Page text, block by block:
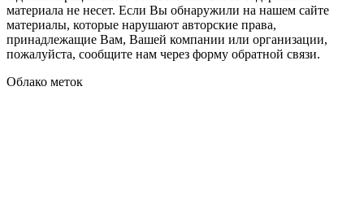
материала не несет. Если Вы обнаружили на нашем сайте
материалы, которые нарушают авторские права,
принадлежащие Вам, Вашей компании или организации,
пожалуйста, сообщите нам через форму обратной связи.
Облако меток